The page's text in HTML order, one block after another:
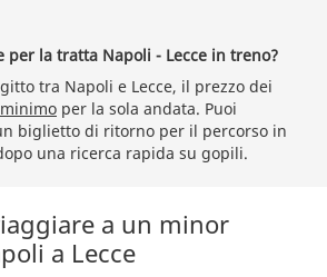
per la tratta Napoli - Lecce in treno?
tra Napoli e Lecce, il prezzo dei
per la sola andata. Puoi
biglietto di ritorno per il percorso in
una ricerca rapida su gopili.
a un minor
a Lecce